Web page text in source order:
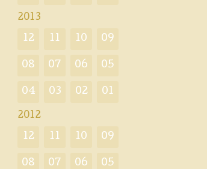
2013
12 11 10 09
08 07 06 05
04 03 02 01
2012
12 11 10 09
08 07 06 05